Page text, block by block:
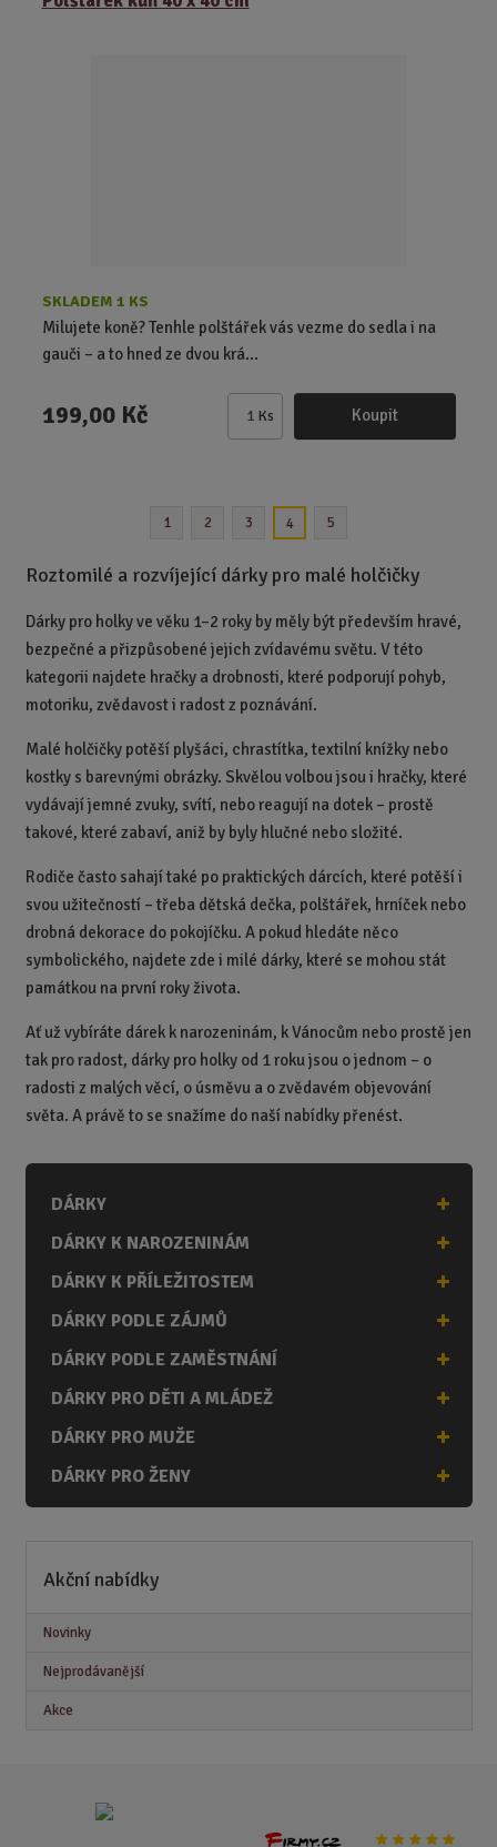
SKLADEM 1 KS
Milujete koně? Tenhle polštářek vás vezme do sedla i na
gauči – a to hned ze dvou krá...
199,00 Kč
Z
p
č
e
t
Ks Koupit
1 2 3 4 5
Roztomilé a rozvíjející dárky pro malé holčičky
Dárky pro holky ve věku 1–2 roky by měly být především hravé,
bezpečné a přizpůsobené jejich zvídavému světu. V této
kategorii najdete hračky a drobnosti, které podporují pohyb,
motoriku, zvědavost i radost z poznávání.
Malé holčičky potěší plyšáci, chrastítka, textilní knížky nebo
kostky s barevnými obrázky. Skvělou volbou jsou i hračky, které
vydávají jemné zvuky, svítí, nebo reagují na dotek – prostě
takové, které zabaví, aniž by byly hlučné nebo složité.
Rodiče často sahají také po praktických dárcích, které potěší i
svou užitečností – třeba dětská dečka, polštářek, hrníček nebo
drobná dekorace do pokojíčku. A pokud hledáte něco
symbolického, najdete zde i milé dárky, které se mohou stát
památkou na první roky života.
Ať už vybíráte dárek k narozeninám, k Vánocům nebo prostě jen
tak pro radost, dárky pro holky od 1 roku jsou o jednom – o
radosti z malých věcí, o úsměvu a o zvědavém objevování
světa. A právě to se snažíme do naší nabídky přenést.
DÁRKY
DÁRKY K NAROZENINÁM
DÁRKY K PŘÍLEŽITOSTEM
DÁRKY PODLE ZÁJMŮ
DÁRKY PODLE ZAMĚSTNÁNÍ
DÁRKY PRO DĚTI A MLÁDEŽ
DÁRKY PRO MUŽE
DÁRKY PRO ŽENY
Akční nabídky
Novinky
Nejprodávanější
Akce